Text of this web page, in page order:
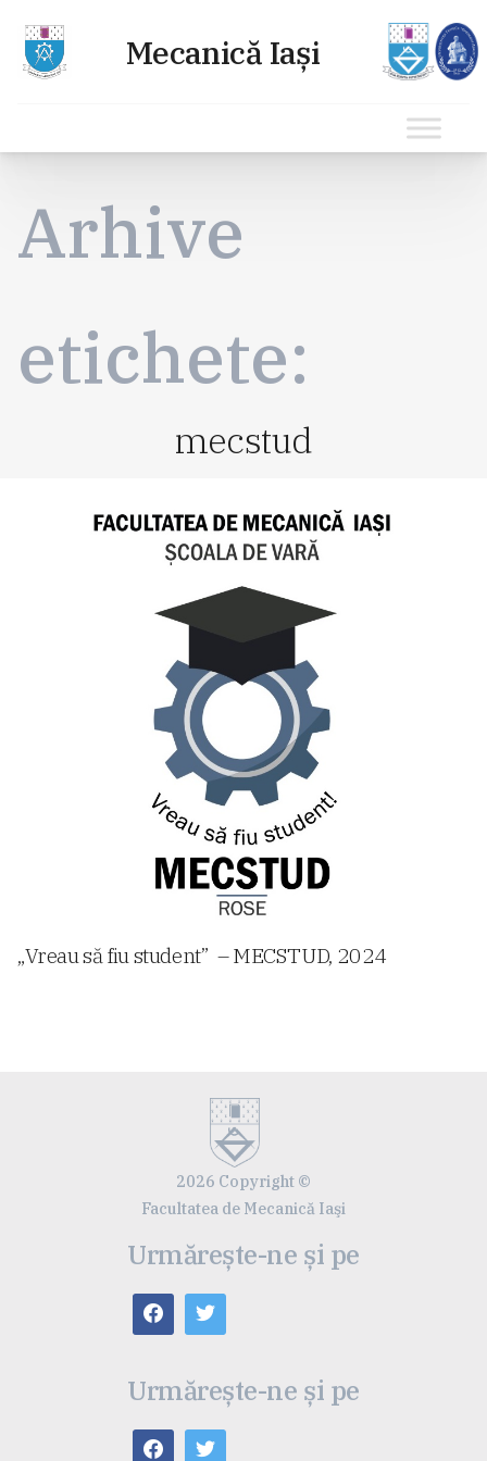
conținut
Arhive
etichete:
mecstud
„Vreau să fiu student” – MECSTUD, 2024
2026 Copyright ©
Facultatea de Mecanică Iaşi
Urmărește-ne și pe
Urmărește-ne și pe